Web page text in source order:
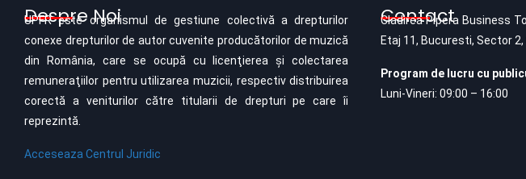
Despre Noi
UPFR este organismul de gestiune colectivă a drepturilor
conexe drepturilor de autor cuvenite producătorilor de muzică
din România, care se ocupă cu licenţierea şi colectarea
remuneraţiilor pentru utilizarea muzicii, respectiv distribuirea
corectă a veniturilor către titularii de drepturi pe care îi
reprezintă.
Acceseaza Centrul Juridic
Contact
Cladirea Pipera Business
Etaj 11, Bucuresti, Sector
Program de lucru cu
Luni-Vineri: 09:00 – 16:00